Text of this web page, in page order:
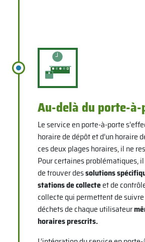
Au-delà du porte-
Le service en porte-à-porte
horaire de dépôt et d’un horaire
ces deux plages horaires, il ne
Pour certaines problématiques,
de trouver dessolutions
stations de collecteet de
collecte qui permettent de
déchets de chaque utilisateur
horaires prescrits.